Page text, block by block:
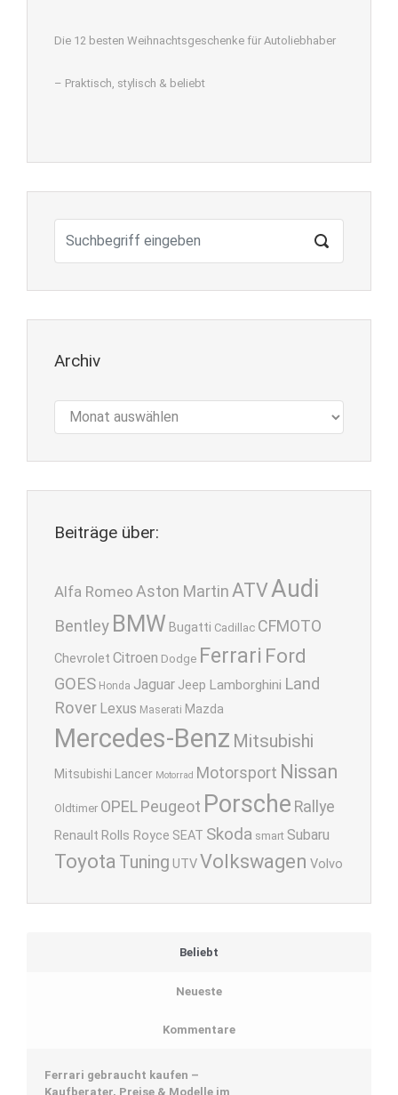
Die 12 besten Weihnachtsgeschenke für Autoliebhaber
– Praktisch, stylisch & beliebt
Archiv
Beiträge über:
Alfa Romeo Aston MartinATVAudi
Bentley BMW Bugatti Cadillac CFMOTO
Chevrolet Citroen Dodge Ferrari Ford
GOES Honda Jaguar Jeep Lamborghini Land
Rover Lexus Maserati Mazda
Mercedes-Benz Mitsubishi
Mitsubishi Lancer Motorrad Motorsport Nissan
Oldtimer OPELPeugeot Porsche Rallye
Renault Rolls Royce SEAT Skoda smart Subaru
Toyota Tuning UTVVolkswagen Volvo
Beliebt
Neueste
Kommentare
Ferrari gebraucht kaufen –
Kaufberater, Preise & Modelle im